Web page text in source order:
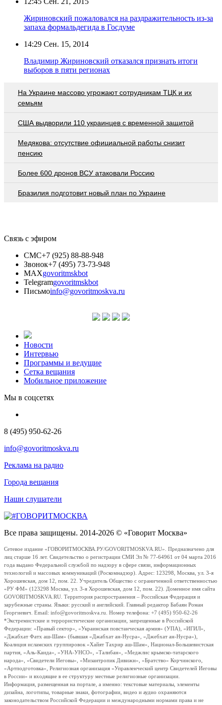
Жириновский пожаловался на раздражительность из-за
запаха формальдегида в Госдуме
14:29 Сен. 15, 2014
Владимир Жириновский отказался признать итоги
выборов в пяти регионах
На Украине массово угрожают сотрудникам ТЦК и их
семьям
США выдворили 110 украинцев с временной защитой
Медякова: отсутствие официальной работы снизит
пенсию
Более 600 дронов ВСУ атаковали Россию
Бразилия подготовит новый план по Украине
Связь с эфиром
СМС+7 (925) 88-88-948
Звонок+7 (495) 73-73-948
MAXgovoritmskbot
Telegramgovoritmskbot
Письмоinfo@govoritmoskva.ru
Новости
Интервью
Программы и ведущие
Сетка вещания
Мобильное приложение
Мы в соцсетях
8 (495) 950-62-26
info@govoritmoskva.ru
Реклама на радио
Города вещания
Наши слушатели
Все права защищены. 2014-2026 © «Говорит Москва»
Сетевое издание «ГОВОРИТМОСКВА.РУ/GOVORITMOSKVA.RU». Предназначено для
лиц старше 16 лет. Свидетельство о регистрации СМИ Эл № 77-64961 от 04 марта 2016
года выдано Федеральной службой по надзору в сфере связи, информационных
технологий и массовых коммуникаций (Роскомнадзор). Адрес: 123298, Москва, ул. 3-я
Хорошевская, дом 12, пом. 22. Учредитель Общество с ограниченной ответственностью
«РУ ФМ» (123298 Москва, ул. 3-я Хорошевская, дом 12, пом. 22). Доменное имя сайта
GOVORITMOSKVA.RU. Территория распространения – Российская Федерация и
зарубежные страны. Языки: русский и английский. Главный редактор Бабаян Роман
Георгиевич. Email: info@govoritmoskva.ru. Номер телефона: +7 (495) 950-62-26
*Экстремистские и террористические организации, запрещенные в Российской
Федерации: «Правый сектор», «Украинская повстанческая армия» (УПА), «ИГИЛ»,
«Джабхат Фатх аш-Шам» (бывшая «Джабхат ан-Нусра», «Джебхат ан-Нусра»),
Коалиция исламских группировок «Хайят Тахрир аш-Шам», Национал-Большевистская
партия, «Аль-Каида», «УНА-УНСО», «Талибан», «Меджлис крымско-татарского
народа», «Свидетели Иеговы», «Мизантропик Дивижн», «Братство» Корчинского,
«Артподготовка», Религиозная организация «Управленческий центр Свидетелей Иеговы
в России» и входящие в ее структуру местные религиозные организации.
Информация, размещенная на портале, а именно: текстовые материалы, элементы
дизайна, логотипы, товарные знаки, фотографии, видео и аудио охраняются
законодательством Российской Федерации и международными нормами права и не